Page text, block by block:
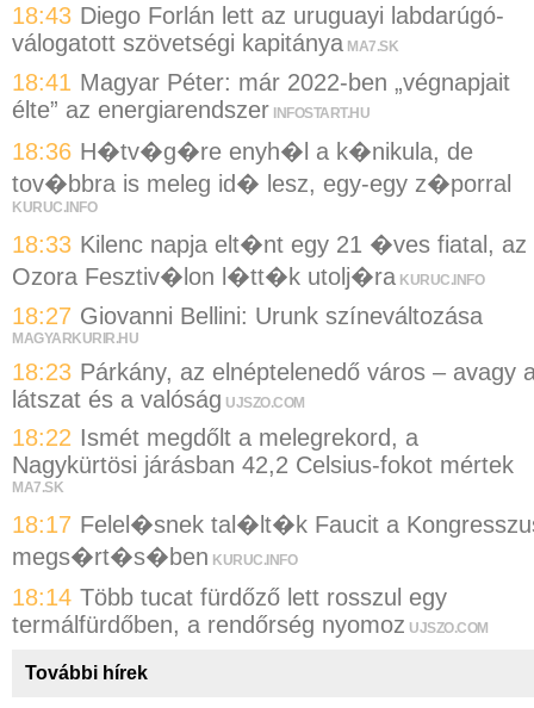
18:43 Diego Forlán lett az uruguayi labdarúgó-
válogatott szövetségi kapitánya MA7.SK
18:41 Magyar Péter: már 2022-ben „végnapjait
élte” az energiarendszer INFOSTART.HU
18:36 H�tv�g�re enyh�l a k�nikula, de
tov�bbra is meleg id� lesz, egy-egy z�porral
KURUC.INFO
18:33 Kilenc napja elt�nt egy 21 �ves fiatal, az
Ozora Fesztiv�lon l�tt�k utolj�ra KURUC.INFO
18:27 Giovanni Bellini: Urunk színeváltozása
MAGYARKURIR.HU
18:23 Párkány, az elnéptelenedő város – avagy
látszat és a valóság UJSZO.COM
18:22 Ismét megdőlt a melegrekord, a
Nagykürtösi járásban 42,2 Celsius-fokot mértek
MA7.SK
18:17 Felel�snek tal�lt�k Faucit a
megs�rt�s�ben KURUC.INFO
18:14 Több tucat fürdőző lett rosszul egy
termálfürdőben, a rendőrség nyomoz UJSZO.COM
További hírek